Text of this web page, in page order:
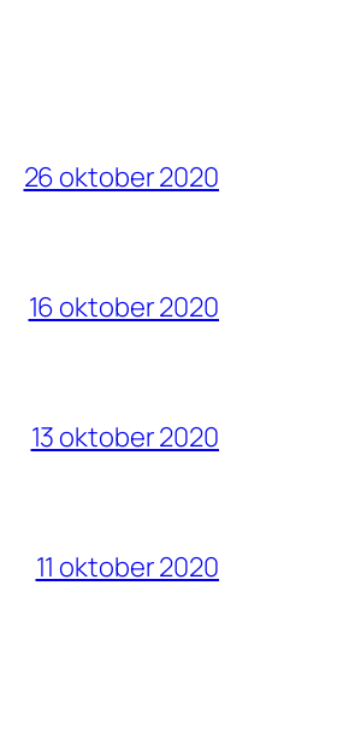
26 oktober 2020
16 oktober 2020
13 oktober 2020
11 oktober 2020